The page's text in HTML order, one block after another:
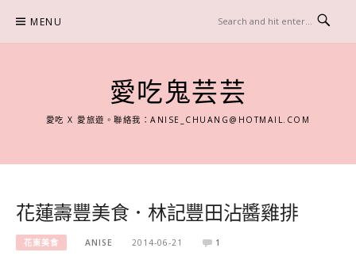
content
MENU
愛吃鬼芸芸
愛吃 X 愛旅遊。聯絡我：ANISE_CHUANG@HOTMAIL.COM
花蓮壽豐美食．林記豐田沾醬雞排
花東美食 ANISE 2014-06-21 1